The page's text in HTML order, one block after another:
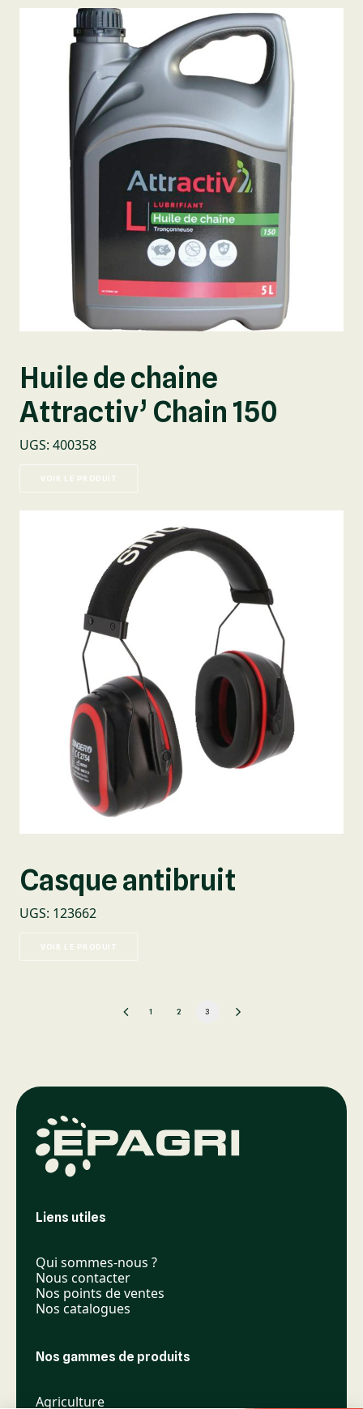
Huile de chaine
Attractiv’ Chain 150
UGS: 400358
VOIR LE PRODUIT
Casque antibruit
UGS: 123662
VOIR LE PRODUIT
1 2 3
Liens utiles
Qui sommes-nous ?
Nous contacter
Nos points de ventes
Nos catalogues
Nos gammes de produits
Agriculture